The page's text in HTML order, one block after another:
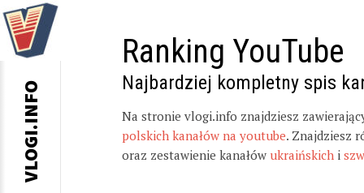
Ranking YouTube
Najbardziej kompletny spis
Na stronie vlogi.info znajdziesz
polskich kanałów na youtube. Znajdziesz
oraz zestawienie kanałów ukraińskich i
VLOGI.INFO